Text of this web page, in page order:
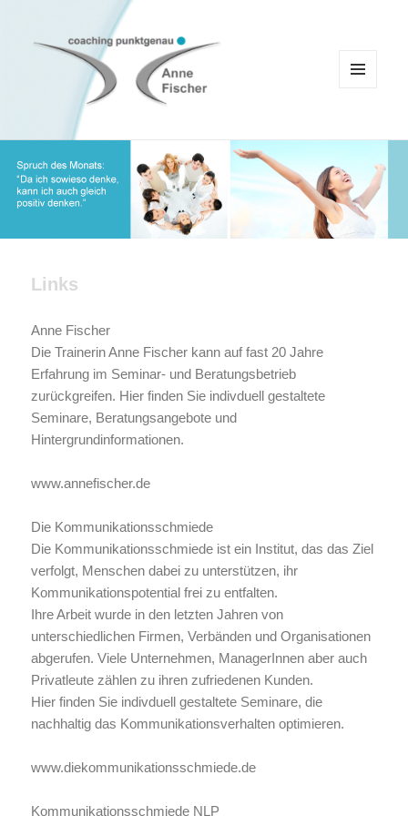
Coaching Punktgenau
Links
Anne Fischer
Die Trainerin Anne Fischer kann auf fast 20 Jahre
Erfahrung im Seminar- und Beratungsbetrieb
zurückgreifen. Hier finden Sie indivduell gestaltete
Seminare, Beratungsangebote und
Hintergrundinformationen.
www.annefischer.de
Die Kommunikationsschmiede
Die Kommunikationsschmiede ist ein Institut, das das Ziel
verfolgt, Menschen dabei zu unterstützen, ihr
Kommunikationspotential frei zu entfalten.
Ihre Arbeit wurde in den letzten Jahren von
unterschiedlichen Firmen, Verbänden und Organisationen
abgerufen. Viele Unternehmen, ManagerInnen aber auch
Privatleute zählen zu ihren zufriedenen Kunden.
Hier finden Sie indivduell gestaltete Seminare, die
nachhaltig das Kommunikationsverhalten optimieren.
www.diekommunikationsschmiede.de
Kommunikationsschmiede NLP